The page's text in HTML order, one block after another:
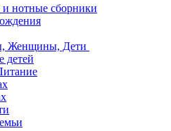
нотные сборники
Женщины, Дети
детей